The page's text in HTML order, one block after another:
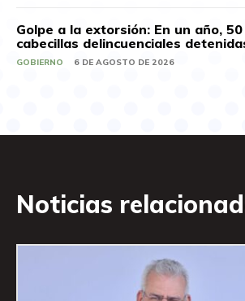
Golpe a la extorsión: En un año,
cabecillas delincuenciales
GOBIERNO 6 DE AGOSTO DE 2026
Noticias